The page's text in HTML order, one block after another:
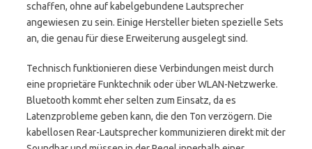
schaffen, ohne auf kabelgebundene Lautsprecher
angewiesen zu sein. Einige Hersteller bieten spezielle Sets
an, die genau für diese Erweiterung ausgelegt sind.
Technisch funktionieren diese Verbindungen meist durch
eine proprietäre Funktechnik oder über WLAN-Netzwerke.
Bluetooth kommt eher selten zum Einsatz, da es
Latenzprobleme geben kann, die den Ton verzögern. Die
kabellosen Rear-Lautsprecher kommunizieren direkt mit der